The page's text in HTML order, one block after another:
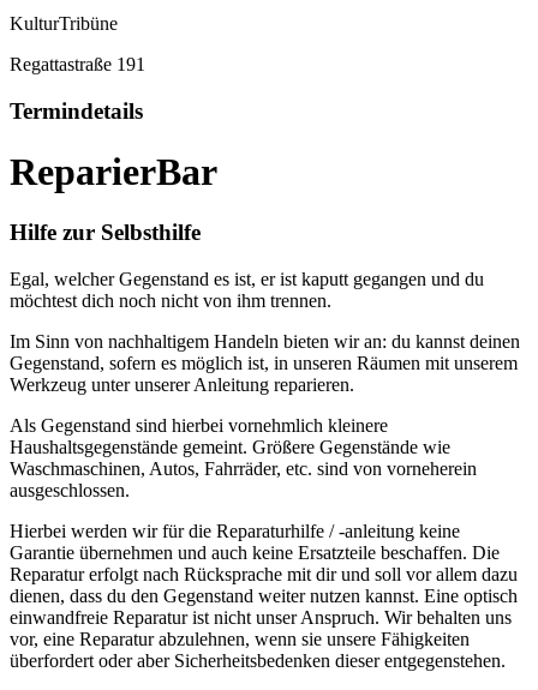
KulturTribüne
Regattastraße 191
Termindetails
ReparierBar
Hilfe zur Selbsthilfe
Egal, welcher Gegenstand es ist, er ist kaputt gegangen und du
möchtest dich noch nicht von ihm trennen.
Im Sinn von nachhaltigem Handeln bieten wir an: du kannst deinen
Gegenstand, sofern es möglich ist, in unseren Räumen mit unserem
Werkzeug unter unserer Anleitung reparieren.
Als Gegenstand sind hierbei vornehmlich kleinere
Haushaltsgegenstände gemeint. Größere Gegenstände wie
Waschmaschinen, Autos, Fahrräder, etc. sind von vorneherein
ausgeschlossen.
Hierbei werden wir für die Reparaturhilfe / -anleitung keine
Garantie übernehmen und auch keine Ersatzteile beschaffen. Die
Reparatur erfolgt nach Rücksprache mit dir und soll vor allem dazu
dienen, dass du den Gegenstand weiter nutzen kannst. Eine optisch
einwandfreie Reparatur ist nicht unser Anspruch. Wir behalten uns
vor, eine Reparatur abzulehnen, wenn sie unsere Fähigkeiten
überfordert oder aber Sicherheitsbedenken dieser entgegenstehen.